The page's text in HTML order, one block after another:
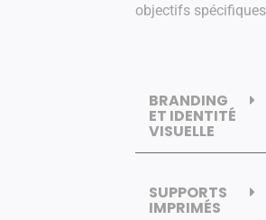
objectifs
BRANDING
ET IDENTITÉ
VISUELLE
SUPPORTS
IMPRIMÉS